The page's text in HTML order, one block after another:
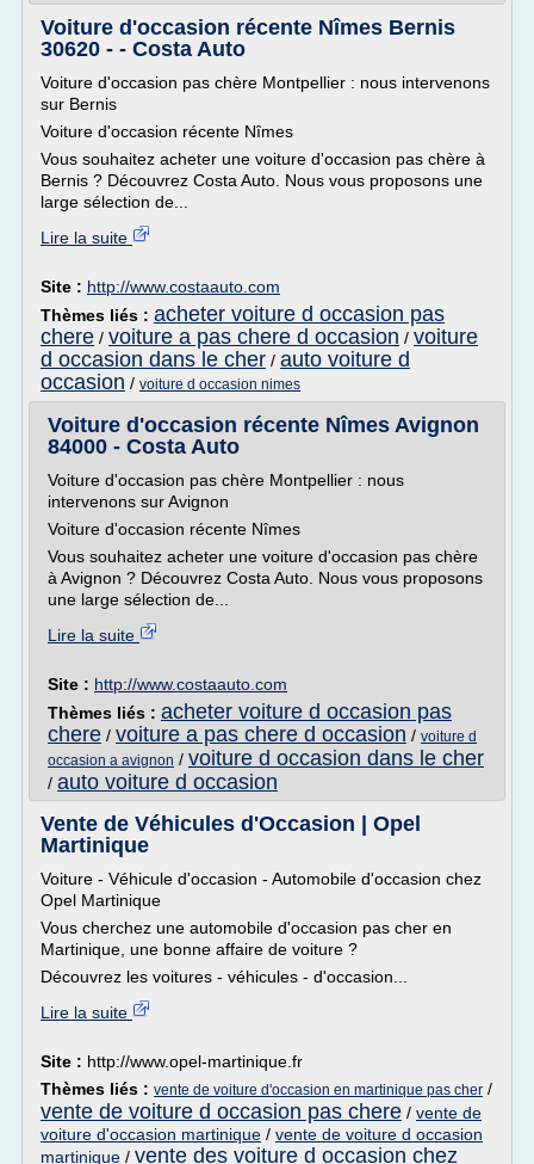
Voiture d'occasion récente Nîmes Bernis
30620 - - Costa Auto
Voiture d'occasion pas chère Montpellier : nous intervenons
sur Bernis
Voiture d'occasion récente Nîmes
Vous souhaitez acheter une voiture d'occasion pas chère à
Bernis ? Découvrez Costa Auto. Nous vous proposons une
large sélection de...
Lire la suite
Site : http://www.costaauto.com
Thèmes liés : acheter voiture d occasion pas
chere / voiture a pas chere d occasion / voiture
d occasion dans le cher / auto voiture d
occasion / voiture d occasion nimes
Voiture d'occasion récente Nîmes Avignon
84000 - Costa Auto
Voiture d'occasion pas chère Montpellier : nous
intervenons sur Avignon
Voiture d'occasion récente Nîmes
Vous souhaitez acheter une voiture d'occasion pas chère
à Avignon ? Découvrez Costa Auto. Nous vous proposons
une large sélection de...
Lire la suite
Site : http://www.costaauto.com
Thèmes liés : acheter voiture d occasion pas
chere / voiture a pas chere d occasion / voiture d
occasion a avignon / voiture d occasion dans le cher
/ auto voiture d occasion
Vente de Véhicules d'Occasion | Opel
Martinique
Voiture - Véhicule d'occasion - Automobile d'occasion chez
Opel Martinique
Vous cherchez une automobile d'occasion pas cher en
Martinique, une bonne affaire de voiture ?
Découvrez les voitures - véhicules - d'occasion...
Lire la suite
Site : http://www.opel-martinique.fr
Thèmes liés : vente de voiture d'occasion en martinique pas cher /
vente de voiture d occasion pas chere / vente de
voiture d'occasion martinique / vente de voiture d occasion
martinique / vente des voiture d occasion chez